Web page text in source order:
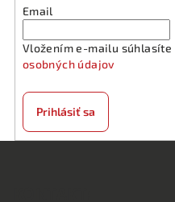
Email
Vložením e-mailu súhlasíte
osobných údajov
Prihlásiť sa